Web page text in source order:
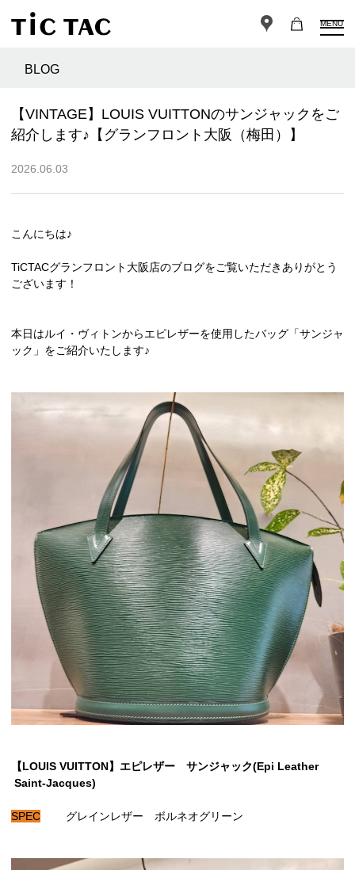
MENU
BLOG
【VINTAGE】LOUIS VUITTONのサンジャックをご
紹介します♪【グランフロント大阪（梅田）】
2026.06.03
こんにちは♪
TiCTACグランフロント大阪店のブログをご覧いただきありがとう
ございます！
本日はルイ・ヴィトンからエピレザーを使用したバッグ「サンジャ
ック」をご紹介いたします♪
【LOUIS VUITTON】エピレザー サンジャック(Epi Leather
Saint-Jacques)
SPEC グレインレザー ボルネオグリーン